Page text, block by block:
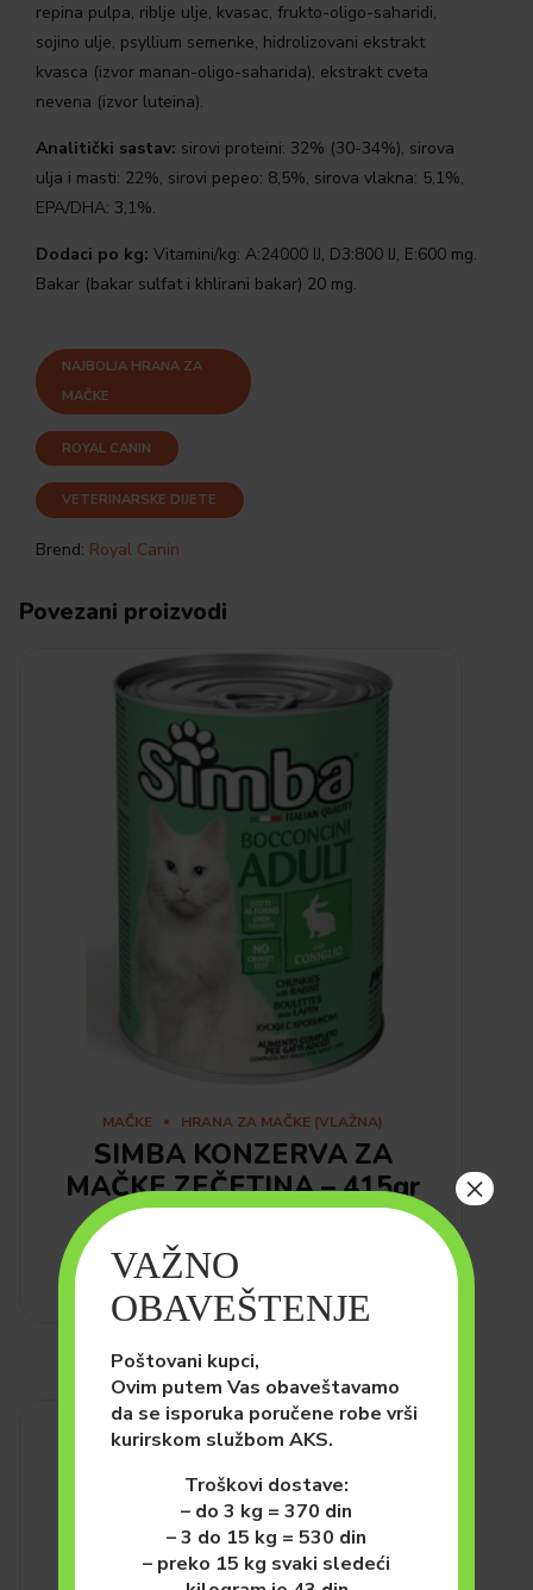
repina pulpa, riblje ulje, kvasac, frukto-oligo-saharidi,
sojino ulje, psyllium semenke, hidrolizovani ekstrakt
kvasca (izvor manan-oligo-saharida), ekstrakt cveta
nevena (izvor luteina).
Analitički sastav: sirovi proteini: 32% (30-34%), sirova
ulja i masti: 22%, sirovi pepeo: 8,5%, sirova vlakna: 5,1%,
EPA/DHA: 3,1%.
Dodaci po kg: Vitamini/kg: A:24000 IJ, D3:800 IJ, E:600 mg.
Bakar (bakar sulfat i khlirani bakar) 20 mg.
NAJBOLJA HRANA ZA
MAČKE
ROYAL CANIN
VETERINARSKE DIJETE
Brend: Royal Canin
Povezani proizvodi
MAČKE HRANA ZA MAČKE (VLAŽNA)
SIMBA KONZERVA ZA
MAČKE ZEČETINA – 415gr
DODAJ U KORPU
VAŽNO
OBAVEŠTENJE
Poštovani kupci,
Ovim putem Vas obaveštavamo
da se isporuka poručene robe vrši
kurirskom službom AKS.
Troškovi dostave:
– do 3 kg = 370 din
– 3 do 15 kg = 530 din
– preko 15 kg svaki sledeći
×